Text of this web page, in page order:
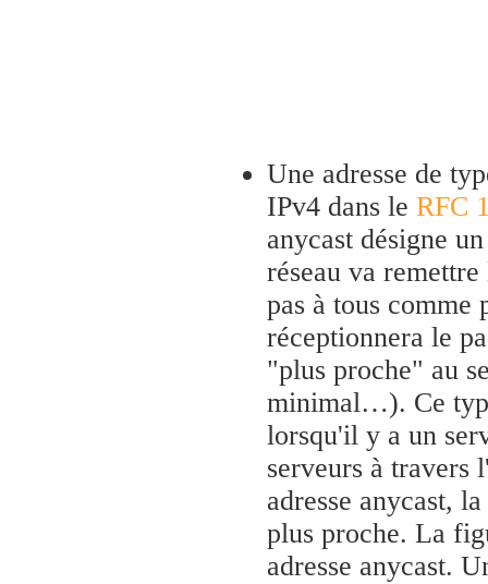
Une adresse de
IPv4 dans le RFC
anycast désigne
réseau va
pas à tous
réceptionnera le
"plus proche" au
minimal…). Ce
lorsqu'il y a un
serveurs à travers
adresse anycast,
plus proche. La
adresse anycast.